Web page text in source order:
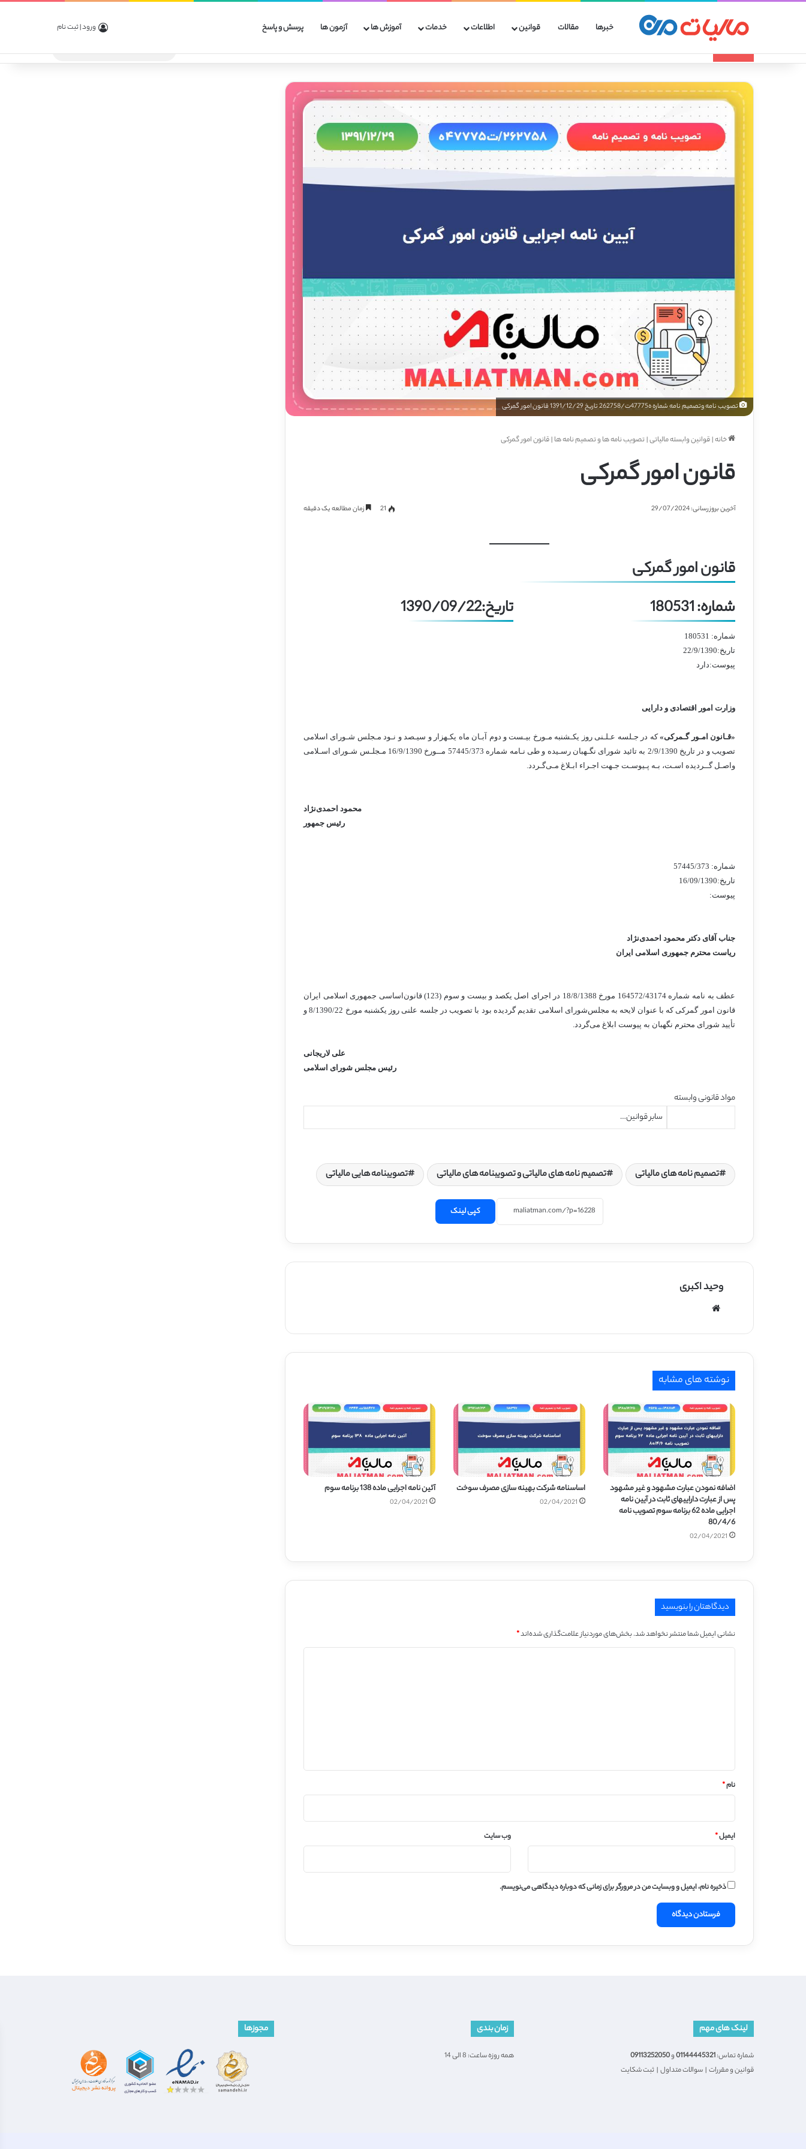
خبرها مقالات قوانین اطلاعات خدمات آموزش ها آزمون ها پرسش و پاسخ ورود | ثبت نام
تصویب نامه وتصمیم نامه شماره ه47775ت/262758 تاریخ 1391/12/29 قانون امور گمرکی
خانه|قوانین وابسته مالیاتی|تصویب نامه ها و تصمیم نامه ها |قانون امور گمرکی
قانون امور گمرکی
آخرین بروزرسانی: 29/07/2024 21 زمان مطالعه یک دقیقه
قانون امور گمرکی
شماره: 180531
تاریخ:1390/09/22
شماره: 180531
تاریخ:22/9/1390
پیوست:دارد
وزارت امور اقتصادی و دارایی
«قـانون امـور گـمرکی»که در جـلسه عـلـنی روز یکـشنبه مـورخ بیـست و دوم آبـان ماه یکـهزار و سیـصد و نـود مـجلس شـورای اسلامی
تصویب و در تاریخ 2/9/1390 به تائید شورای نگـهبان رسـیده و طی نـامه شماره 57445/373 مــورخ 16/9/1390 مـجلـس شـورای اسـلامی
واصـل گــردیده اسـت، بـه پـیوسـت جـهت اجـراء ابـلاغ مـیگـردد.
محمود احمدینژاد
رئیس جمهور
شماره: 57445/373
تاریخ:16/09/1390
پیوست:
جناب آقای دکتر محمود احمدینژاد
ریاست محترم جمهوری اسلامی ایران
عطف به نامه شماره 164572/43174 مورخ 18/8/1388 در اجرای اصل یکصد و بیست و سوم (123) قانون اساسی جمهوری اسلامی
ایران
قانون امور گمرکی که با عنوان لایحه به مجلسشورای اسلامی تقدیم گردیده بود با تصویب در جلسه علنی روز یکشنبه مورخ 22
/8/1390 و
تأیید شورای محترم نگهبان به پیوست ابلاغ میگردد.
علی لاریجانی
رئیس مجلس شورای اسلامی
مواد قانونی وابسته
سابر قوانین…
تصمیم نامه های مالیاتی تصمیم نامه های مالیاتی و تصویبنامه های مالیاتی تصویبنامه هایی مالیاتی
کپی لینک
وحید اکبری
نوشته های مشابه
اضافه نمودن عبارت مشهود و غیر مشهود
پس از عبارت داراییهای ثابت در آیین نامه
اجرایی ماده 62 برنامه سوم تصویب نامه
80/4/6
02/04/2021
اساسنامه شرکت بهینه سازی مصرف سوخت
02/04/2021
آئین نامه اجرایی ماده 138 برنامه سوم
02/04/2021
دیدگاهتان را بنویسید
نشانی ایمیل شما منتشر نخواهد شد.بخش‌های موردنیاز علامت‌گذاری شده‌اند*
نام*
ایمیل* وب‌ سایت
ذخیره نام، ایمیل و وبسایت من در مرورگر برای زمانی که دوباره دیدگاهی می‌نویسم.
لینک های مهم
شماره تماس:01144445321و09113252050
قوانین و مقررات | سوالات متداول | ثبت شکایت
زمان بندی
همه روزه ساعت: 8 الی 14
مجوزها